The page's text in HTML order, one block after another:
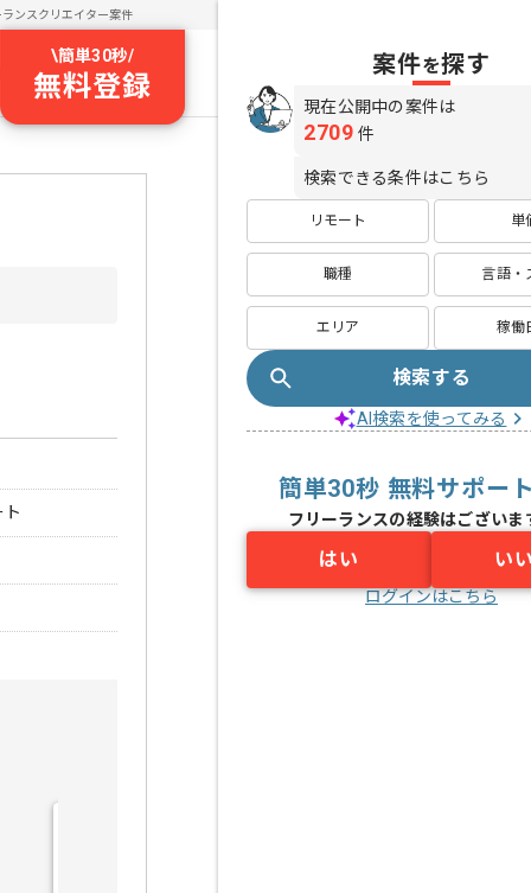
ランスクリエイター案件
\簡単30秒/
無料登録
案件を探す
現在公開中の案件は
2709 件
検索できる条件はこちら
リモート 単
職種 言語・
エリア 稼働
検索する
AI検索を使ってみる
簡単30秒 無料サポー
フリーランスの経験はございま
はい い
ログインはこちら